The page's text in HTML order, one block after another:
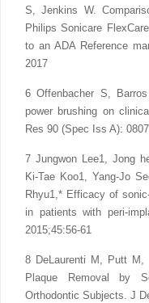
S, Jenkins W.
Philips Sonicare
to an ADA Reference
2017
6 Offenbacher S,
power brushing on
Res 90 (Spec Iss A):
7 Jungwon Lee1, Jong
Ki-Tae Koo1, Yang-Jo
Rhyu1,* Efficacy of
in patients with peri-
2015;45:56-61
8 DeLaurenti M, Putt
Plaque Removal by
Orthodontic Subjects. J